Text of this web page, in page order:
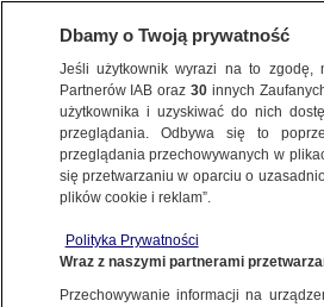
POLSKA
o "tłustych kotach" i
problemach
Dbamy o Twoją prywatność
Jeśli użytkownik wyrazi na to zgodę,
Partnerów IAB oraz30 innych
użytkownika i uzyskiwać do nich
przeglądania. Odbywa się to
przeglądania przechowywanych w
się przetwarzaniu w oparciu o
plików cookie i reklam”.
Polityka Prywatności
Wraz z naszymi partnerami
Przechowywanie informacji na